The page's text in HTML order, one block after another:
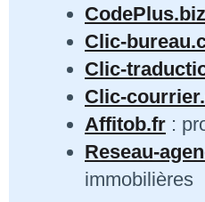
CodePlus.biz
Clic-
Clic-
Clic-
Affitob.fr :
Reseau-
immobilières